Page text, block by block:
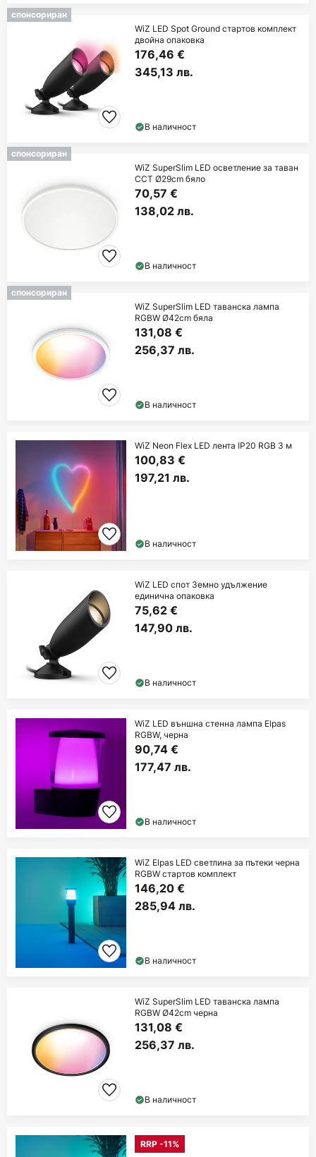
спонсориран
WiZ LED Spot Ground стартов комплект
двойна опаковка
176,46 €
345,13 лв.
В наличност
спонсориран
WiZ SuperSlim LED осветление за таван
CCT Ø29cm бяло
70,57 €
138,02 лв.
В наличност
спонсориран
WiZ SuperSlim LED таванска лампа
RGBW Ø42cm бяла
131,08 €
256,37 лв.
В наличност
WiZ Neon Flex LED лента IP20 RGB 3 м
100,83 €
197,21 лв.
В наличност
WiZ LED спот Земно удължение
единична опаковка
75,62 €
147,90 лв.
В наличност
WiZ LED външна стенна лампа Elpas
RGBW, черна
90,74 €
177,47 лв.
В наличност
WiZ Elpas LED светлина за пътеки черна
RGBW стартов комплект
146,20 €
285,94 лв.
В наличност
WiZ SuperSlim LED таванска лампа
RGBW Ø42cm черна
131,08 €
256,37 лв.
В наличност
RRP -11%